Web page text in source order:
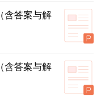
含答案与解
含答案与解